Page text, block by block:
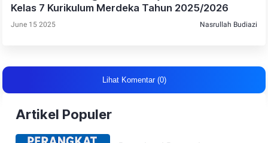
Kelas 7 Kurikulum Merdeka Tahun 2025/2026
June 15 2025 Nasrullah Budiazi
Lihat Komentar (0)
Artikel Populer